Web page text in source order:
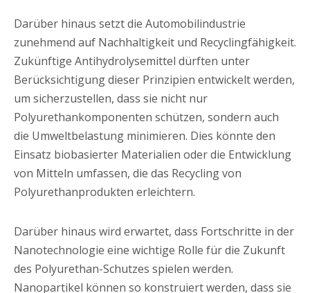
Darüber hinaus setzt die Automobilindustrie
zunehmend auf Nachhaltigkeit und Recyclingfähigkeit.
Zukünftige Antihydrolysemittel dürften unter
Berücksichtigung dieser Prinzipien entwickelt werden,
um sicherzustellen, dass sie nicht nur
Polyurethankomponenten schützen, sondern auch
die Umweltbelastung minimieren. Dies könnte den
Einsatz biobasierter Materialien oder die Entwicklung
von Mitteln umfassen, die das Recycling von
Polyurethanprodukten erleichtern.
Darüber hinaus wird erwartet, dass Fortschritte in der
Nanotechnologie eine wichtige Rolle für die Zukunft
des Polyurethan-Schutzes spielen werden.
Nanopartikel können so konstruiert werden, dass sie